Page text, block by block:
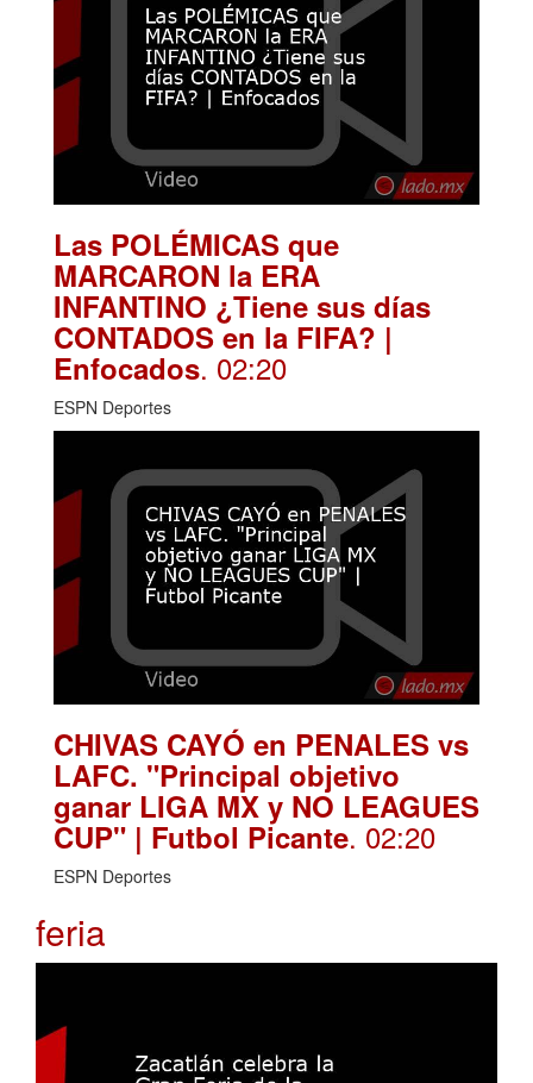
Las POLÉMICAS que
MARCARON la ERA
INFANTINO ¿Tiene sus días
CONTADOS en la FIFA? |
Enfocados. 02:20
ESPN Deportes
CHIVAS CAYÓ en PENALES vs
LAFC. "Principal objetivo
ganar LIGA MX y NO LEAGUES
CUP" | Futbol Picante. 02:20
ESPN Deportes
feria